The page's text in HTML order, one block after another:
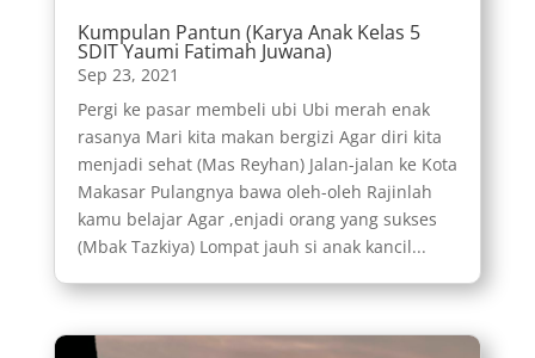
Kumpulan Pantun (Karya Anak Kelas 5
SDIT Yaumi Fatimah Juwana)
Sep 23, 2021
Pergi ke pasar membeli ubi Ubi merah enak
rasanya Mari kita makan bergizi Agar diri kita
menjadi sehat (Mas Reyhan) Jalan-jalan ke Kota
Makasar Pulangnya bawa oleh-oleh Rajinlah
kamu belajar Agar ,enjadi orang yang sukses
(Mbak Tazkiya) Lompat jauh si anak kancil...